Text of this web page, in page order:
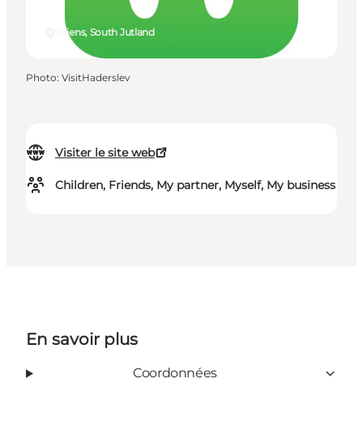
Visiter le site web
Children, Friends, My partner, Myself, My business
Vojens, South Jutland
Photo: VisitHaderslev
En savoir plus
Coordonnées